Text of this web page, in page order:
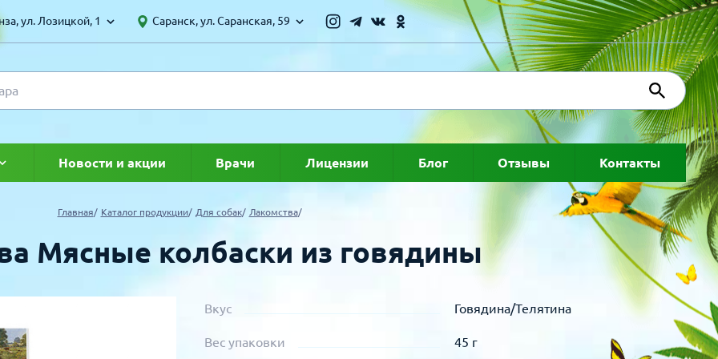
ул. Лозицкой, 1 Саранск, ул. Саранская, 59
Новости и акции Врачи Лицензии Блог Отзывы Контакты
Главная Каталог продукции Для собак Лакомства
Мясные колбаски из говядины
Вкус Говядина/Телятина
Вес упаковки 45 г